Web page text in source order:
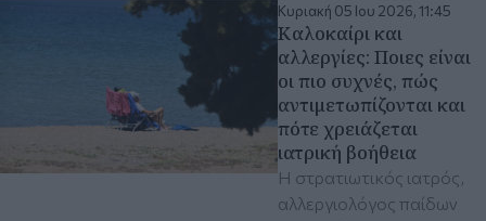
Κυριακή 05 Ιου 2026, 11:45
Καλοκαίρι και
αλλεργίες: Ποιες είναι
οι πιο συχνές, πώς
αντιμετωπίζονται και
πότε χρειάζεται
ιατρική βοήθεια
Η στρατιωτικός ιατρός,
αλλεργιολόγος παίδων